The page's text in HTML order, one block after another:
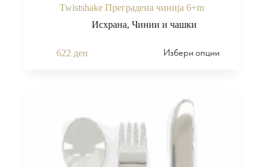
Twistshake Преградена чинија 6+m
Исхрана, Чинии и чашки
622 ден Избери опции